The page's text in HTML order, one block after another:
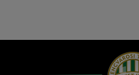
Hírek